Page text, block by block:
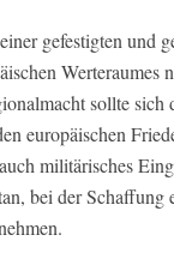
gefestigten und
Werteraumes
sollte
europäischen
militärisches
bei der